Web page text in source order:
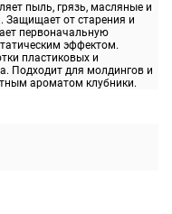
пыль, грязь, масляные и
Защищает от старения и
первоначальную
эффектом.
пластиковых и
Подходит для молдингов и
ароматом клубники.